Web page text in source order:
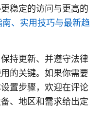
稳定的访问与更高的
、实用技巧与最新趋
持更新、并遵守法律
的关键。如果你需要
置步骤，欢迎在评论
、地区和需求给出定